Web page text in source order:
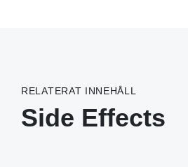
RELATERAT INNEHÅLL
Side Effects